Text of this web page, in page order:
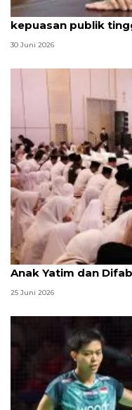
Qodari: Pemerintah
kepuasan publik
30 Juni 2026
Menag jadikan
Anak Yatim dan
25 Juni 2026